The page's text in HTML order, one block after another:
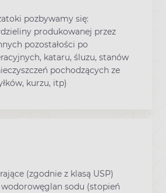
pozbywamy się:
produkowanej przez
pozostałości po
kataru, śluzu, stanów
pochodzących ze
kurzu, itp)
(zgodnie z klasą USP)
sodu (stopień